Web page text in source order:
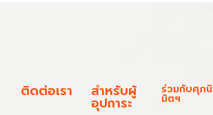
ติดต่อเรา สำหรับผู้
อุปการะ
ร่วมกับศุภนิ
มิตฯ